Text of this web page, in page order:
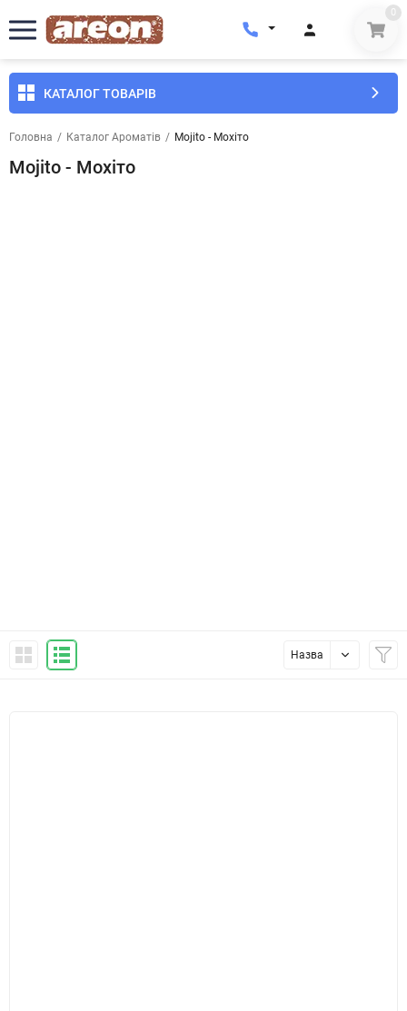
0
КАТАЛОГ ТОВАРІВ
Головна / Каталог Ароматів / Mojito - Мохіто
Mojito - Мохіто
Назва